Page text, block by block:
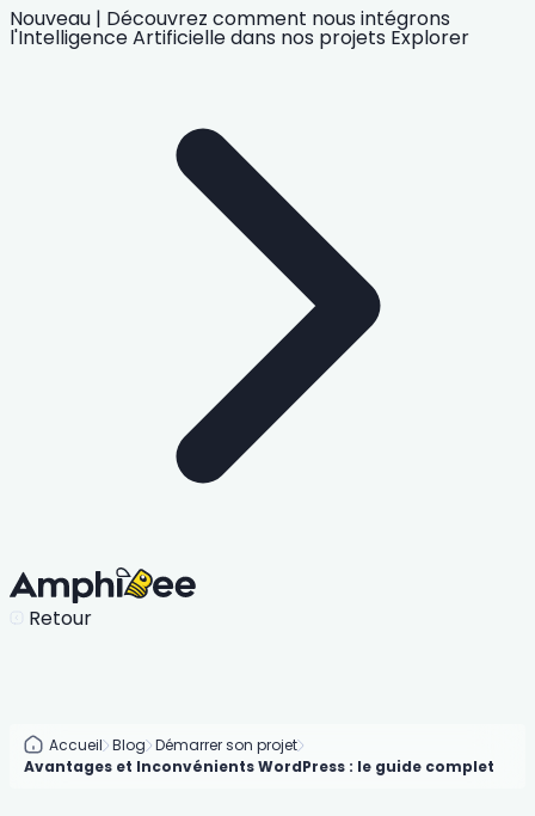
Nouveau | Découvrez comment nous intégrons
l'Intelligence Artificielledans nos projets Explorer
Retour
Accueil Blog Démarrer son projet
Avantages et Inconvénients WordPress : le guide complet